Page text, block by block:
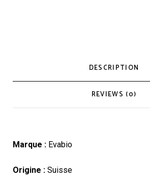
DESCRIPTION
REVIEWS (0)
Marque : Evabio
Origine :Suisse